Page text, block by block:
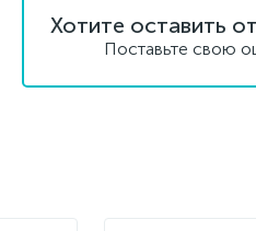
Хотите оставить
Поставьте свою